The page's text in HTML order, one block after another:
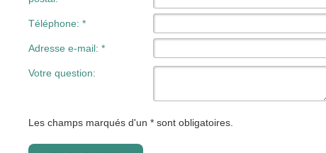
Téléphone: *
Adresse e-mail: *
Votre question:
Les champs marqués d'un * sont obligatoires.